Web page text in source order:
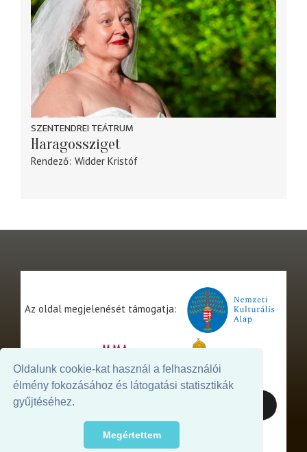
Oldalunk cookie-kat használ a felhasználói
élmény fokozásához és látogatási statisztikák
gyűjtéséhez.
Megértettem
SZENTENDREI TEÁTRUM
Haragossziget
Rendező Widder Kristóf
Az oldal megjelenését támogatja: